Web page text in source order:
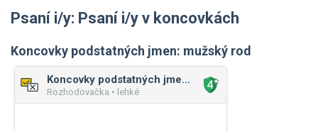
Psaní i/y: Psaní i/y v koncovkách
Koncovky podstatných jmen: mužský rod
Koncovky podstatných jmen: mužský rod
Rozhodovačka • lehké